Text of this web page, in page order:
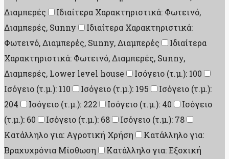
Διαμπερές
Ιδιαίτερα Χαρακτηριστικά: Φωτεινό,
Διαμπερές, Sunny
Ιδιαίτερα Χαρακτηριστικά:
Φωτεινό, Διαμπερές, Sunny, Διαμπερές
Ιδιαίτερα
Χαρακτηριστικά: Φωτεινό, Διαμπερές, Sunny,
Διαμπερές, Lower level house
Ισόγειο (τ.μ.): 100
Ισόγειο (τ.μ.): 110
Ισόγειο (τ.μ.): 195
Ισόγειο (τ.μ.):
204
Ισόγειο (τ.μ.): 222 Ισόγειο (τ.μ.): 40
Ισόγειο
(τ.μ.): 60
Ισόγειο (τ.μ.): 68
Ισόγειο (τ.μ.): 78
Κατάλληλο για: Αγροτική Χρήση
Κατάλληλο για:
Βραχυχρόνια Μίσθωση
Κατάλληλο για: Εξοχική